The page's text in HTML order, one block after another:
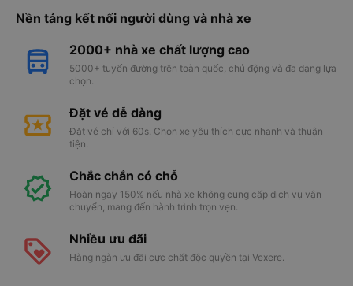
Nền tảng kết nối người dùng và nhà xe
2000+ nhà xe chất lượng cao
5000+ tuyến đường trên toàn quốc, chủ động và đa dạng lựa
chọn.
Đặt vé dễ dàng
Đặt vé chỉ với 60s. Chọn xe yêu thích cực nhanh và thuận
tiện.
Chắc chắn có chỗ
Hoàn ngay 150% nếu nhà xe không cung cấp dịch vụ vận
chuyển, mang đến hành trình trọn vẹn.
Nhiều ưu đãi
Hàng ngàn ưu đãi cực chất độc quyền tại Vexere.